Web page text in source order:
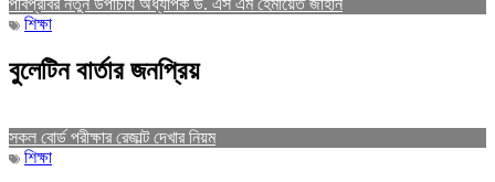
পবিপ্রবির নতুন উপাচার্য অধ্যাপক ড. এস এম হেমায়েত জাহান
শিক্ষা
বুলেটিন বার্তার জনপ্রিয়
সকল বোর্ড পরীক্ষার রেজাল্ট দেখার নিয়ম
শিক্ষা